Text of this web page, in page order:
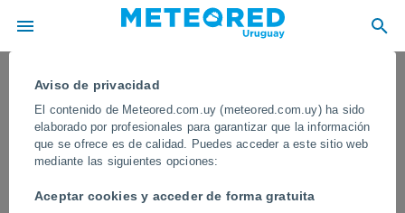
Aviso de privacidad
El contenido de Meteored.com.uy (meteored.com.uy) ha sido
elaborado por profesionales para garantizar que la información
que se ofrece es de calidad. Puedes acceder a este sitio web
mediante las siguientes opciones:
Aceptar cookies y acceder de forma gratuita